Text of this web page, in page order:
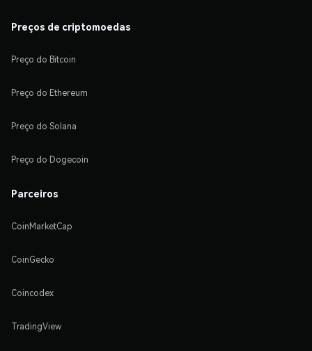
Preços de criptomoedas
Preço do Bitcoin
Preço do Ethereum
Preço do Solana
Preço do Dogecoin
Parceiros
CoinMarketCap
CoinGecko
Coincodex
TradingView